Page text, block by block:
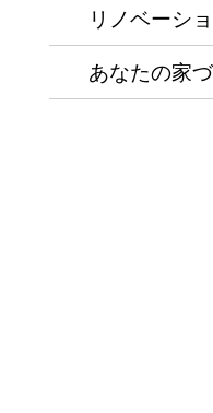
リノベーシ
あなたの家